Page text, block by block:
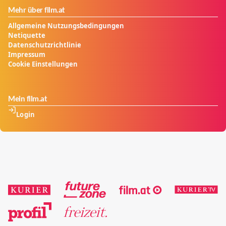
Mehr über film.at
Allgemeine Nutzungsbedingungen
Netiquette
Datenschutzrichtlinie
Impressum
Cookie Einstellungen
Mein film.at
Login